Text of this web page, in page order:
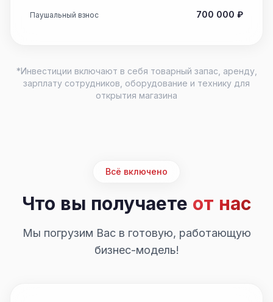
Паушальный взнос 700 000 ₽
*Инвестиции включают в себя товарный запас, аренду,
зарплату сотрудников, оборудование и технику для
открытия магазина
Всё включено
Что вы получаете от нас
Мы погрузим Вас в готовую, работающую
бизнес-модель!